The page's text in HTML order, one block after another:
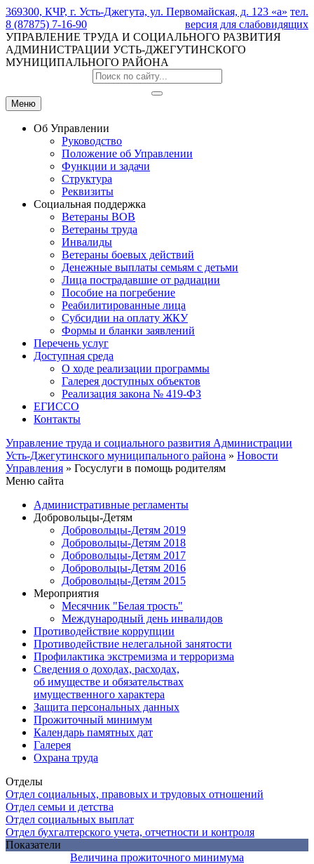
369300, КЧР, г. Усть-Джегута, ул. Первомайская, д. 123 «а» тел.
8 (87875) 7-16-90
версия для слабовидящих
УПРАВЛЕНИЕ ТРУДА И СОЦИАЛЬНОГО РАЗВИТИЯ
АДМИНИСТРАЦИИ УСТЬ-ДЖЕГУТИНСКОГО
МУНИЦИПАЛЬНОГО РАЙОНА
Меню
Об Управлении
Руководство
Положение об Управлении
Функции и задачи
Структура
Реквизиты
Социальная поддержка
Ветераны ВОВ
Ветераны труда
Инвалиды
Ветераны боевых действий
Денежные выплаты семьям с детьми
Лица пострадавшие от радиации
Пособие на погребение
Реабилитированные лица
Субсидии на оплату ЖКУ
Формы и бланки заявлений
Перечень услуг
Доступная среда
О ходе реализации программы
Галерея доступных объектов
Реализация закона № 419-ФЗ
ЕГИСCО
Контакты
Управление труда и социального развития Администрации
Усть-Джегутинского муниципального района » Новости
Управления » Госуслуги в помощь родителям
Меню сайта
Административные регламенты
Добровольцы-Детям
Добровольцы-Детям 2019
Добровольцы-Детям 2018
Добровольцы-Детям 2017
Добровольцы-Детям 2016
Добровольцы-Детям 2015
Мероприятия
Месячник "Белая трость"
Международный день инвалидов
Противодействие коррупции
Противодействие нелегальной занятости
Профилактика экстремизма и терроризма
Сведения о доходах, расходах,
об имуществе и обязательствах
имущественного характера
Защита персональных данных
Прожиточный минимум
Календарь памятных дат
Галерея
Охрана труда
Отделы
Отдел социальных, правовых и трудовых отношений
Отдел семьи и детства
Отдел социальных выплат
Отдел бухгалтерского учета, отчетности и контроля
Показатели
Величина прожиточного минимума